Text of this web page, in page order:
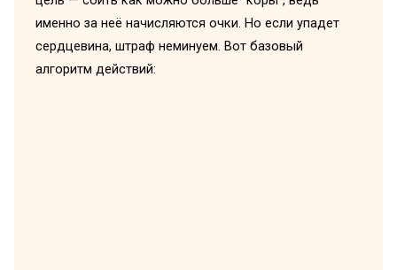
именно за неё начисляются очки. Но если упадет
сердцевина, штраф неминуем. Вот базовый
алгоритм действий: